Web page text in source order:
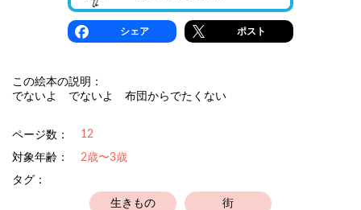
シェア ポスト
この絵本の説明：
でないよ でないよ 布団からでたくない
ページ数： 12
対象年齢：
2歳〜3歳
タグ：
生きもの 街